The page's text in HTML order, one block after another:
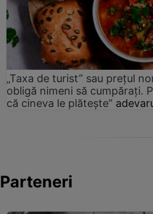
„Taxa de turist” sau prețul
obligă nimeni să cumpărați.
că cineva le plătește”
Parteneri